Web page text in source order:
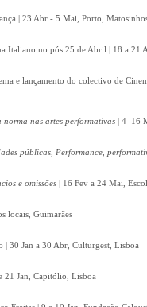
| 23 Abr - 5 Mai, Porto,
Italiano no pós 25 de Abril | 18 a
e lançamento do colectivo de
nas artes performativas | 4–16
públicas, Performance,
e omissões | 16 Fev a 24 Mai,
locais, Guimarães
| 30 Jan a 30 Abr, Culturgest, Lisboa
21 Jan, Capitólio, Lisboa